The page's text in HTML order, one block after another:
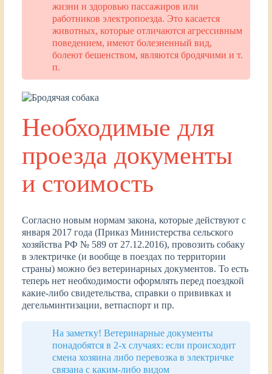
жизни и здоровью пассажиров или
работников электропоезда. Это касается
животных, которые отличаются агрессивным
поведением, имеют болезненный вид,
болеют бешенством, являются бродячими и т.
п.
Необходимые для
проезда документы
и стоимость
Согласно новым нормам закона, которые действуют с
января 2017 года (Приказ Министерства сельского
хозяйства РФ № 589 от 27.12.2016), провозить собаку
в электричке (и вообще в поездах по территории
страны) можно без ветеринарных документов. То есть
теперь нет необходимости оформлять перед поездкой
какие-либо свидетельства, справки о прививках и
дегельминтизации, ветпаспорт и пр.
На заметку! Ветеринарные документы
понадобятся в 2-х случаях: если происходит
смена хозяина либо перевозка в электричке
связана с каким-либо видом